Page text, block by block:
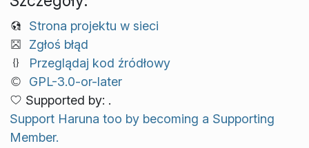
Strona projektu w sieci
Zgłoś błąd
Przeglądaj kod źródłowy
GPL-3.0-or-later
Supported by: .
Support Haruna too by becoming a Supporting
Member.